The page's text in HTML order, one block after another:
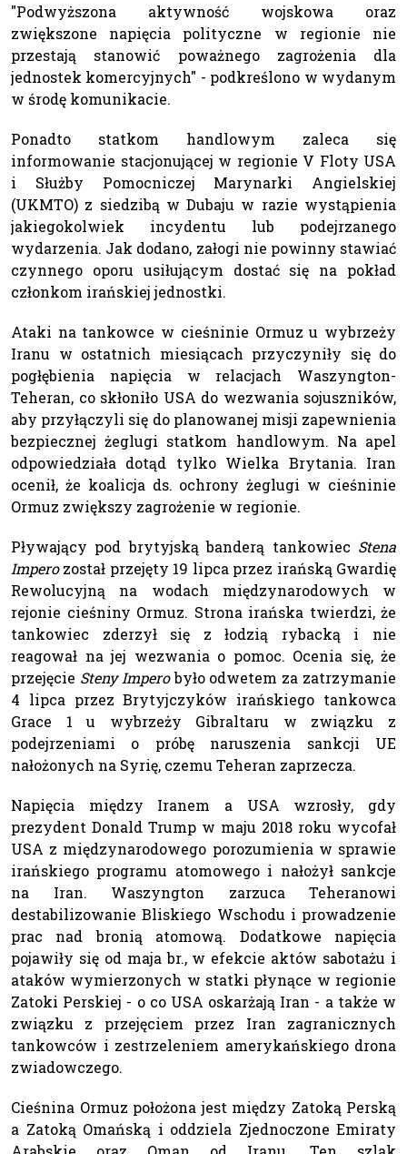
"Podwyższona aktywność wojskowa oraz
zwiększone napięcia polityczne w regionie nie
przestają stanowić poważnego zagrożenia dla
jednostek komercyjnych" - podkreślono w wydanym
w środę komunikacie.
Ponadto statkom handlowym zaleca się
informowanie stacjonującej w regionie V Floty USA
i Służby Pomocniczej Marynarki Angielskiej
(UKMTO) z siedzibą w Dubaju w razie wystąpienia
jakiegokolwiek incydentu lub podejrzanego
wydarzenia. Jak dodano, załogi nie powinny stawiać
czynnego oporu usiłującym dostać się na pokład
członkom irańskiej jednostki.
Ataki na tankowce w cieśninie Ormuz u wybrzeży
Iranu w ostatnich miesiącach przyczyniły się do
pogłębienia napięcia w relacjach Waszyngton-
Teheran, co skłoniło USA do wezwania sojuszników,
aby przyłączyli się do planowanej misji zapewnienia
bezpiecznej żeglugi statkom handlowym. Na apel
odpowiedziała dotąd tylko Wielka Brytania. Iran
ocenił, że koalicja ds. ochrony żeglugi w cieśninie
Ormuz zwiększy zagrożenie w regionie.
Pływający pod brytyjską banderą tankowiec Stena
Imperozostał przejęty 19 lipca przez irańską Gwardię
Rewolucyjną na wodach międzynarodowych w
rejonie cieśniny Ormuz. Strona irańska twierdzi, że
tankowiec zderzył się z łodzią rybacką i nie
reagował na jej wezwania o pomoc. Ocenia się, że
przejęcie Steny Imperobyło odwetem za zatrzymanie
4 lipca przez Brytyjczyków irańskiego tankowca
Grace 1 u wybrzeży Gibraltaru w związku z
podejrzeniami o próbę naruszenia sankcji UE
nałożonych na Syrię, czemu Teheran zaprzecza.
Napięcia między Iranem a USA wzrosły, gdy
prezydent Donald Trump w maju 2018 roku wycofał
USA z międzynarodowego porozumienia w sprawie
irańskiego programu atomowego i nałożył sankcje
na Iran. Waszyngton zarzuca Teheranowi
destabilizowanie Bliskiego Wschodu i prowadzenie
prac nad bronią atomową. Dodatkowe napięcia
pojawiły się od maja br., w efekcie aktów sabotażu i
ataków wymierzonych w statki płynące w regionie
Zatoki Perskiej - o co USA oskarżają Iran - a także w
związku z przejęciem przez Iran zagranicznych
tankowców i zestrzeleniem amerykańskiego drona
zwiadowczego.
Cieśnina Ormuz położona jest między Zatoką Perską
a Zatoką Omańską i oddziela Zjednoczone Emiraty